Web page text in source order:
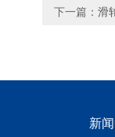
下一篇： 滑
新